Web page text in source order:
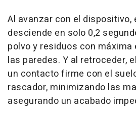
Al avanzar con el dispositivo,
desciende en solo 0,2
polvo y residuos con
las paredes. Y al retroceder,
un contacto firme con el
rascador, minimizando las
asegurando un acabado